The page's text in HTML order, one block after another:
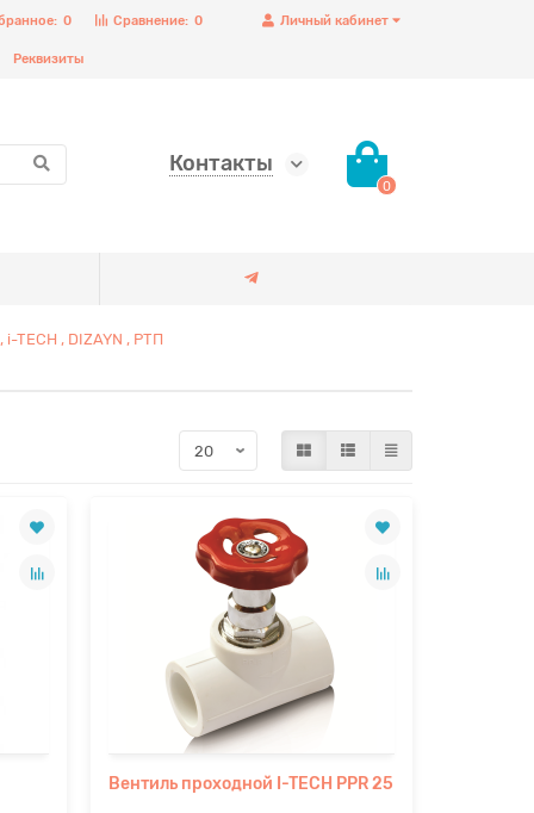
Личный кабинет
Сравнение: 0
0
Реквизиты
Контакты
0
TECH , DIZAYN , РТП
Вентиль проходной I-TECH PPR 25